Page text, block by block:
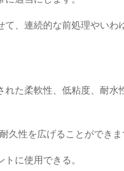
、連続的な前処理やいわ
た柔軟性、低粘度、耐水
性を広げることができま
に使用できる。